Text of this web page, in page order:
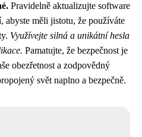
Pravidelně aktualizujte software
abyste měli jistotu, že používáte
Využívejte silná a unikátní hesla
Pamatujte, že bezpečnost je
obezřetnost a zodpovědný
svět naplno a bezpečně.